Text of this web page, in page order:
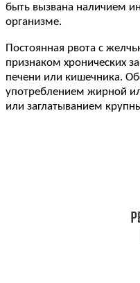
быть вызвана наличием
организме.
Постоянная рвота с
признаком хронических
печени или кишечника.
употреблением жирной
или заглатыванием